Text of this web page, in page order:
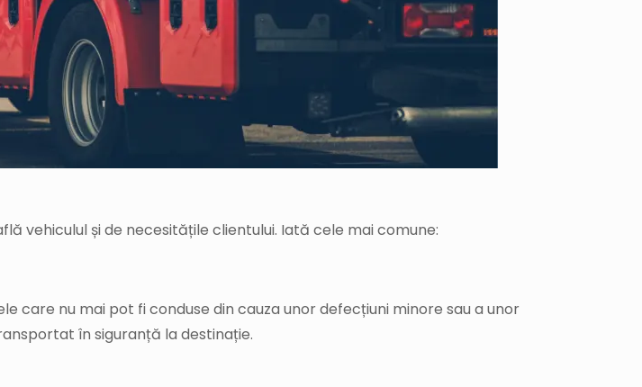
vehiculul și de necesitățile clientului. Iată cele mai comune:
nu mai pot fi conduse din cauza unor defecțiuni minore sau a unor
în siguranță la destinație.